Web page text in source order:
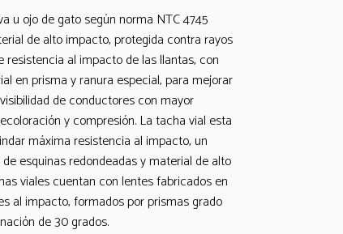
u ojo de gato según norma NTC 4745
de alto impacto, protegida contra rayos
resistencia al impacto de las llantas, con
en prisma y ranura especial, para mejorar
de conductores con mayor
y compresión. La tacha vial esta
máxima resistencia al impacto, un
esquinas redondeadas y material de alto
viales cuentan con lentes fabricados en
al impacto, formados por prismas grado
de 30 grados.